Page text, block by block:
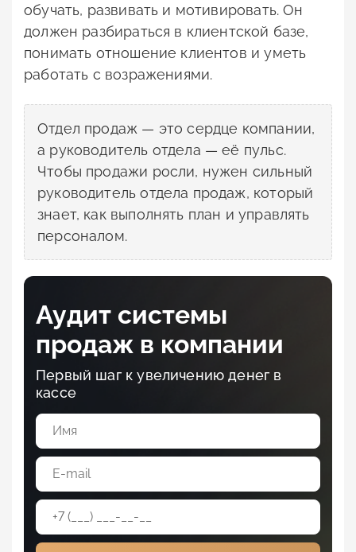
обучать, развивать и мотивировать. Он
должен разбираться в клиентской базе,
понимать отношение клиентов и уметь
работать с возражениями.
Отдел продаж — это сердце компании,
а руководитель отдела — её пульс.
Чтобы продажи росли, нужен сильный
руководитель отдела продаж, который
знает, как выполнять план и управлять
персоналом.
Аудит системы
продаж в компании
Первый шаг к увеличению денег в
кассе